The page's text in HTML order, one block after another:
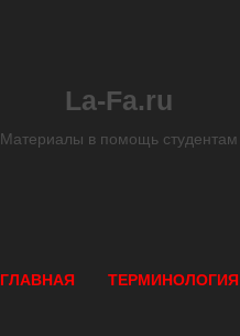
La-Fa.ru
Материалы в помощь студентам
ГЛАВНАЯ ТЕРМИНОЛОГИЯ